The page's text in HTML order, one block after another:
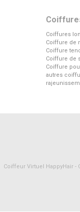
Coiffures
Coiffure de
Coiffure
Coiffure de
Coiffure
autres
Coiffeur Virtuel HappyHair